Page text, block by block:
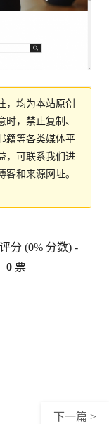
，均为本站原创
，禁止复制、
籍等各类媒体平
，可联系我们进
和来源网址。
分 (0% 分数) -
0 票
下一篇 >